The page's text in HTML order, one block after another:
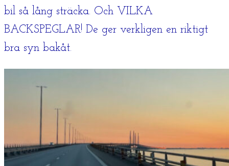
bil så lång sträcka. Och VILKA
BACKSPEGLAR! De ger verkligen en riktigt
bra syn bakåt.